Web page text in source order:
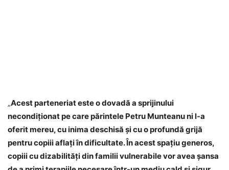
„Acest parteneriat este o dovadă a sprijinului
necondiționat pe care părintele Petru Munteanu ni l-a
oferit mereu, cu inima deschisă și cu o profundă grijă
pentru copiii aflați în dificultate. În acest spațiu generos,
copiii cu dizabilități din familii vulnerabile vor avea șansa